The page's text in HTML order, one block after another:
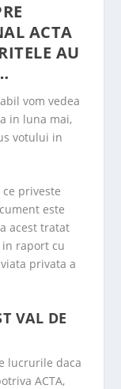
ACTA
AU
vom vedea
in luna mai,
votului in
priveste
este
acest tratat
raport cu
privata a
VAL DE
lucrurile daca
ACTA,